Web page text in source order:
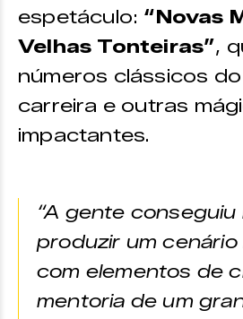
espetáculo: “Novas
Velhas Tonteiras”,
números clássicos
carreira e outras
impactantes.
“A gente
produzir um cenário
com elementos de
mentoria de um